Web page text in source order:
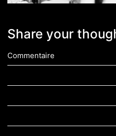
Share your
Commentaire